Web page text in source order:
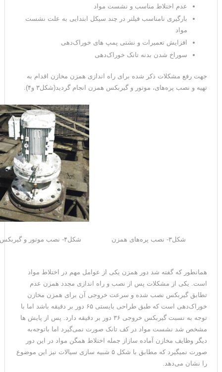
عدم اختلاط مناسب و نشست مواد
بارگیری نامناسب فیلتر در چند سیکل ابتدایی به علت نشست
مواد
افزایش تعمیرات و نشتی پمپ های خوراک‌دهی
سوراخ شدن بدنه تانک خوراک‌دهی
جهت رفع مشکلات ذکر شده برای راه اندازی همزن مخازن اقدام به
تهیه و نصب پره‌های، موتور و گیربکس همزن انجام گردید(شکل۳ و۴).
شکل۳- نصب پره‌های همزن شکل۴- نصب موتور و گیربکس همزن
همانطور که گفته شد دور همزن یکی از عوامل مهم در اختلاط مواد
است. یکی از مشکلات پس از نصب و راه اندازی مجدد همزن عدم
تطابق گیربکس نصب شده و سرعت خروجی آن برای همزن مخازن
خوراک‌دهی است که طبق طراحی بایستی ۶۵ دور بر دقیقه باشد اما با
توجه به نسبت گیربکس خروجی ۳۶ دور بر دقیقه دارد. پس از پایش ها
مشخص شد نشست مواد در کف تانک صورت نمی‌گیرد اما باتوجه‌به
دیگر وظایف مخازن آماده سازاز جمله اختلاط همگن مواد در این دور
صورت نمیگیرد که مطابق با شکل ۵ شبیه سازی سیالات نیز این موضوع
را نشان می‌دهد.